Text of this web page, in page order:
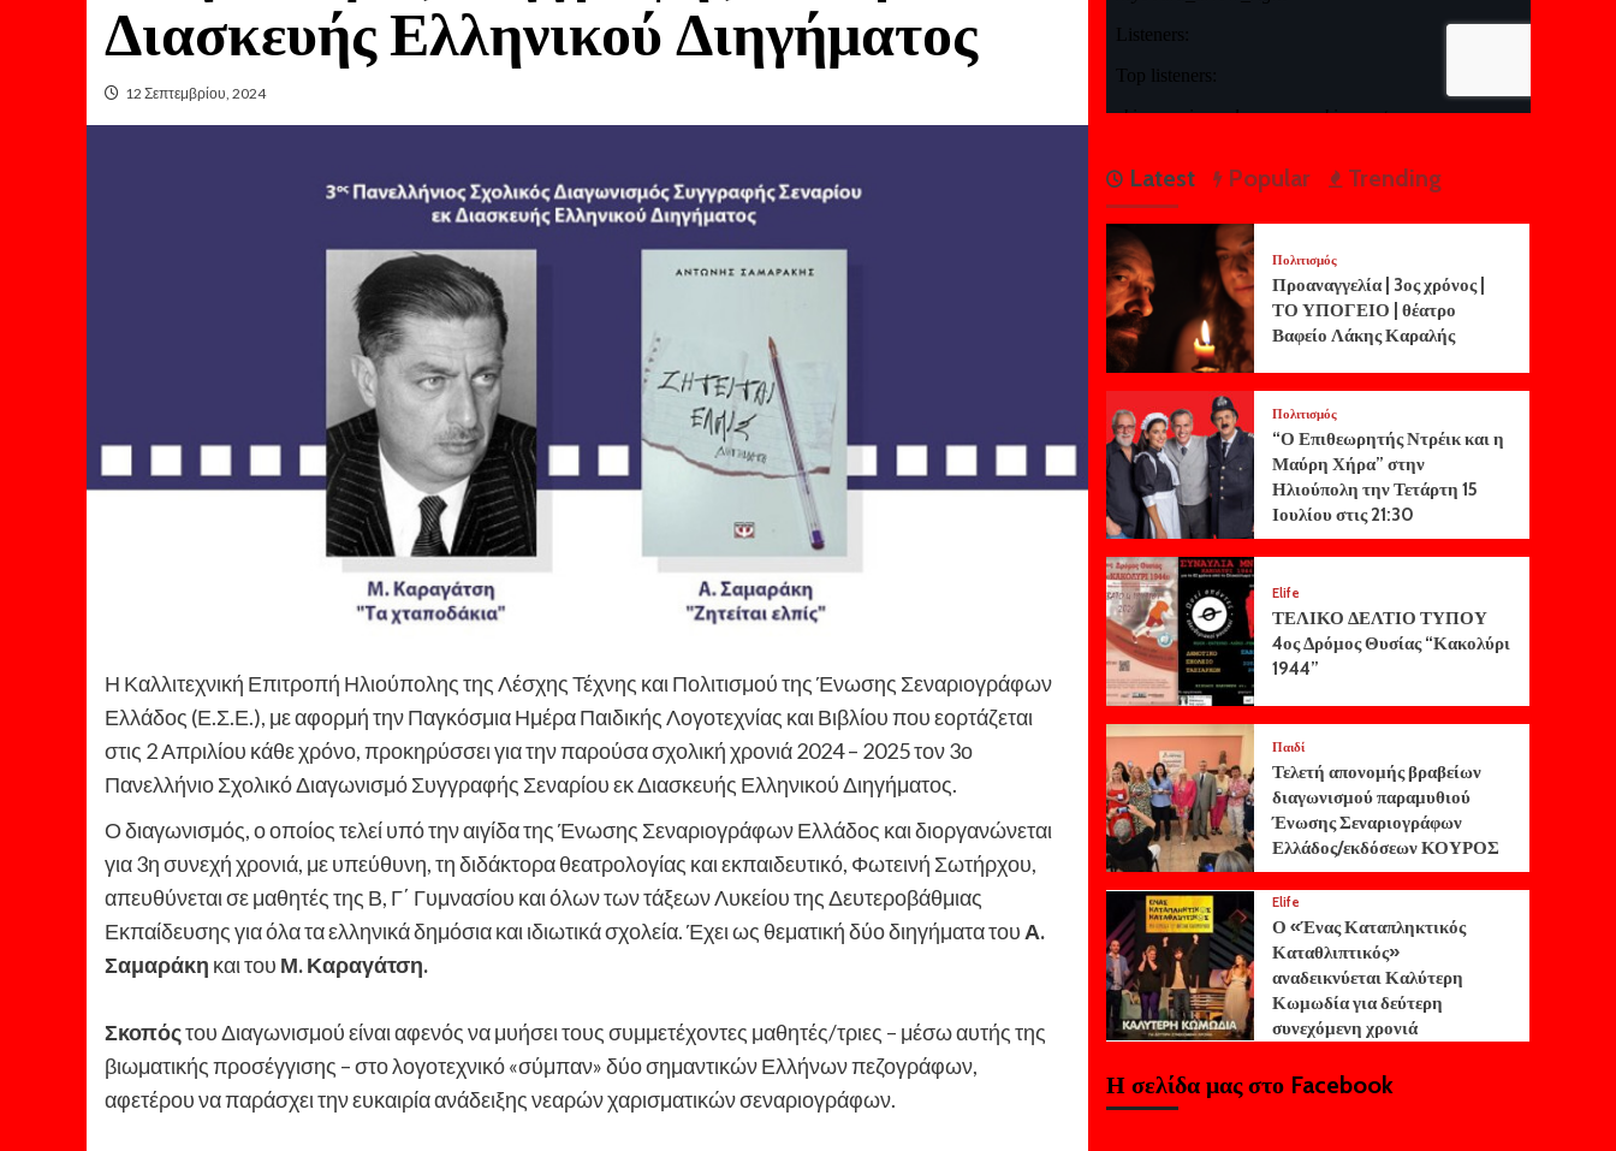
Διασκευής Ελληνικού Διηγήματος
12 Σεπτεμβρίου, 2024
Η Καλλιτεχνική Επιτροπή Ηλιούπολης της Λέσχης Τέχνης και Πολιτισμού της Ένωσης Σεναριογράφων
Ελλάδος (Ε.Σ.Ε.), με αφορμή την Παγκόσμια Ημέρα Παιδικής Λογοτεχνίας και Βιβλίου που εορτάζεται
στις 2 Απριλίου κάθε χρόνο, προκηρύσσει για την παρούσα σχολική χρονιά 2024 – 2025 τον 3ο
Πανελλήνιο Σχολικό Διαγωνισμό Συγγραφής Σεναρίου εκ Διασκευής Ελληνικού Διηγήματος.
Ο διαγωνισμός, ο οποίος τελεί υπό την αιγίδα της Ένωσης Σεναριογράφων Ελλάδος και διοργανώνεται
για 3η συνεχή χρονιά, με υπεύθυνη, τη διδάκτορα θεατρολογίας και εκπαιδευτικό, Φωτεινή Σωτήρχου,
απευθύνεται σε μαθητές της Β, Γ΄ Γυμνασίου και όλων των τάξεων Λυκείου της Δευτεροβάθμιας
Εκπαίδευσης για όλα τα ελληνικά δημόσια και ιδιωτικά σχολεία. Έχει ως θεματική δύο διηγήματα του Α.
Σαμαράκη και του Μ. Καραγάτση.
Σκοπόςτου Διαγωνισμού είναι αφενός να μυήσει τους συμμετέχοντες μαθητές/τριες – μέσω αυτής της
βιωματικής προσέγγισης – στο λογοτεχνικό «σύμπαν» δύο σημαντικών Ελλήνων πεζογράφων,
αφετέρου να παράσχει την ευκαιρία ανάδειξης νεαρών χαρισματικών σεναριογράφων.
Latest Popular Trending
Πολιτισμός
Προαναγγελία | 3ος χρόνος |
ΤΟ ΥΠΟΓΕΙΟ | θέατρο
Βαφείο Λάκης Καραλής
Πολιτισμός
“Ο Επιθεωρητής Ντρέικ και η
Μαύρη Χήρα” στην
Ηλιούπολη την Τετάρτη 15
Ιουλίου στις 21:30
Elife
ΤΕΛΙΚΟ ΔΕΛΤΙΟ ΤΥΠΟΥ
4ος Δρόμος Θυσίας “Κακολύρι
1944”
Παιδί
Τελετή απονομής βραβείων
διαγωνισμού παραμυθιού
Ένωσης Σεναριογράφων
Ελλάδος/εκδόσεων ΚΟΥΡΟΣ
Elife
Ο «Ένας Καταπληκτικός
Καταθλιπτικός»
αναδεικνύεται Καλύτερη
Κωμωδία για δεύτερη
συνεχόμενη χρονιά
Η σελίδα μας στο Facebook